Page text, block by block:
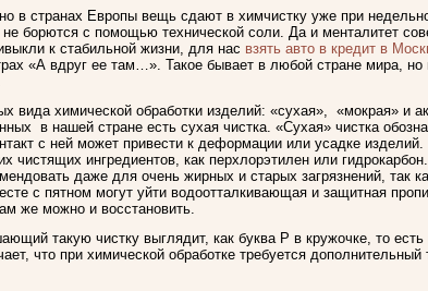
в странах Европы вещь сдают в химчистку уже при
борются с помощью технической соли. Да и менталитет
к стабильной жизни, для нас взять авто в кредит в
«А вдруг ее там…». Такое бывает в любой стране мира,
вида химической обработки изделий: «сухая», «мокрая» и
в нашей стране есть сухая чистка. «Сухая» чистка
с ней может привести к деформации или усадке
чистящих ингредиентов, как перхлорэтилен или
даже для очень жирных и старых загрязнений,
с пятном могут уйти водоотталкивающая и защитная
же можно и восстановить.
такую чистку выглядит, как буква Р в кружочке, то
что при химической обработке требуется